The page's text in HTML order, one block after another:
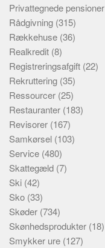
Privattegnede pensioner
Rådgivning (315)
Rækkehuse (36)
Realkredit (8)
Registreringsafgift (22)
Rekruttering (35)
Ressourcer (25)
Restauranter (183)
Revisorer (167)
Samkørsel (103)
Service (480)
Skattegæld (7)
Ski (42)
Sko (33)
Skøder (734)
Skønhedsprodukter (18)
Smykker ure (127)